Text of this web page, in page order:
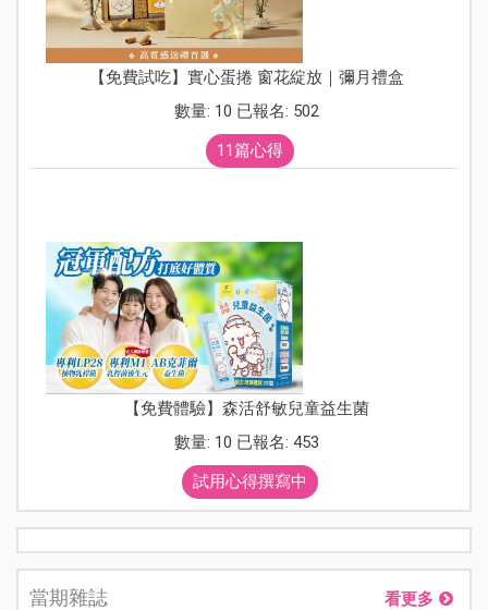
【免費試吃】實心蛋捲 窗花綻放｜彌月禮盒
數量: 10 已報名: 502
11篇心得
【免費體驗】森活舒敏兒童益生菌
數量: 10 已報名: 453
試用心得撰寫中
當期雜誌 看更多